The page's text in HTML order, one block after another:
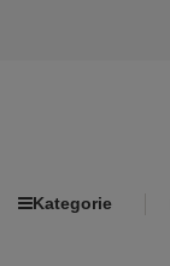
Kategorie